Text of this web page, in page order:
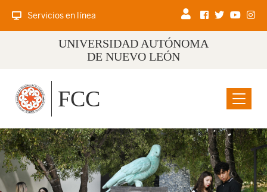
Servicios en línea
UNIVERSIDAD AUTÓNOMA
DE NUEVO LEÓN
Menu
FCC